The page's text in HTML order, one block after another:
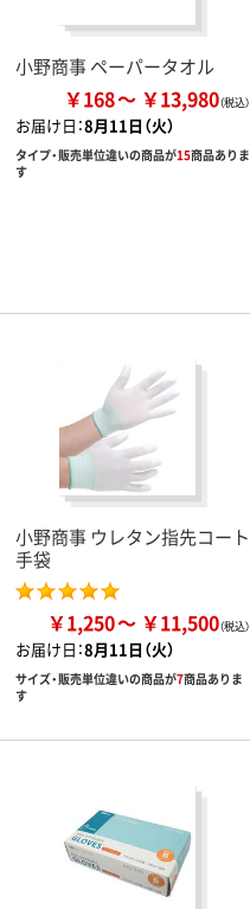
小野商事 ペーパータオル
￥168 ￥13,980
お届け日：8月11日（火）
タイプ・販売単位違いの商品が15商品ありま
す
小野商事 ウレタン指先コート
手袋
￥1,250 ￥11,500
お届け日：8月11日（火）
サイズ・販売単位違いの商品が7商品ありま
す